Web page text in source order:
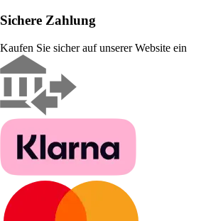
Sichere Zahlung
Kaufen Sie sicher auf unserer Website ein